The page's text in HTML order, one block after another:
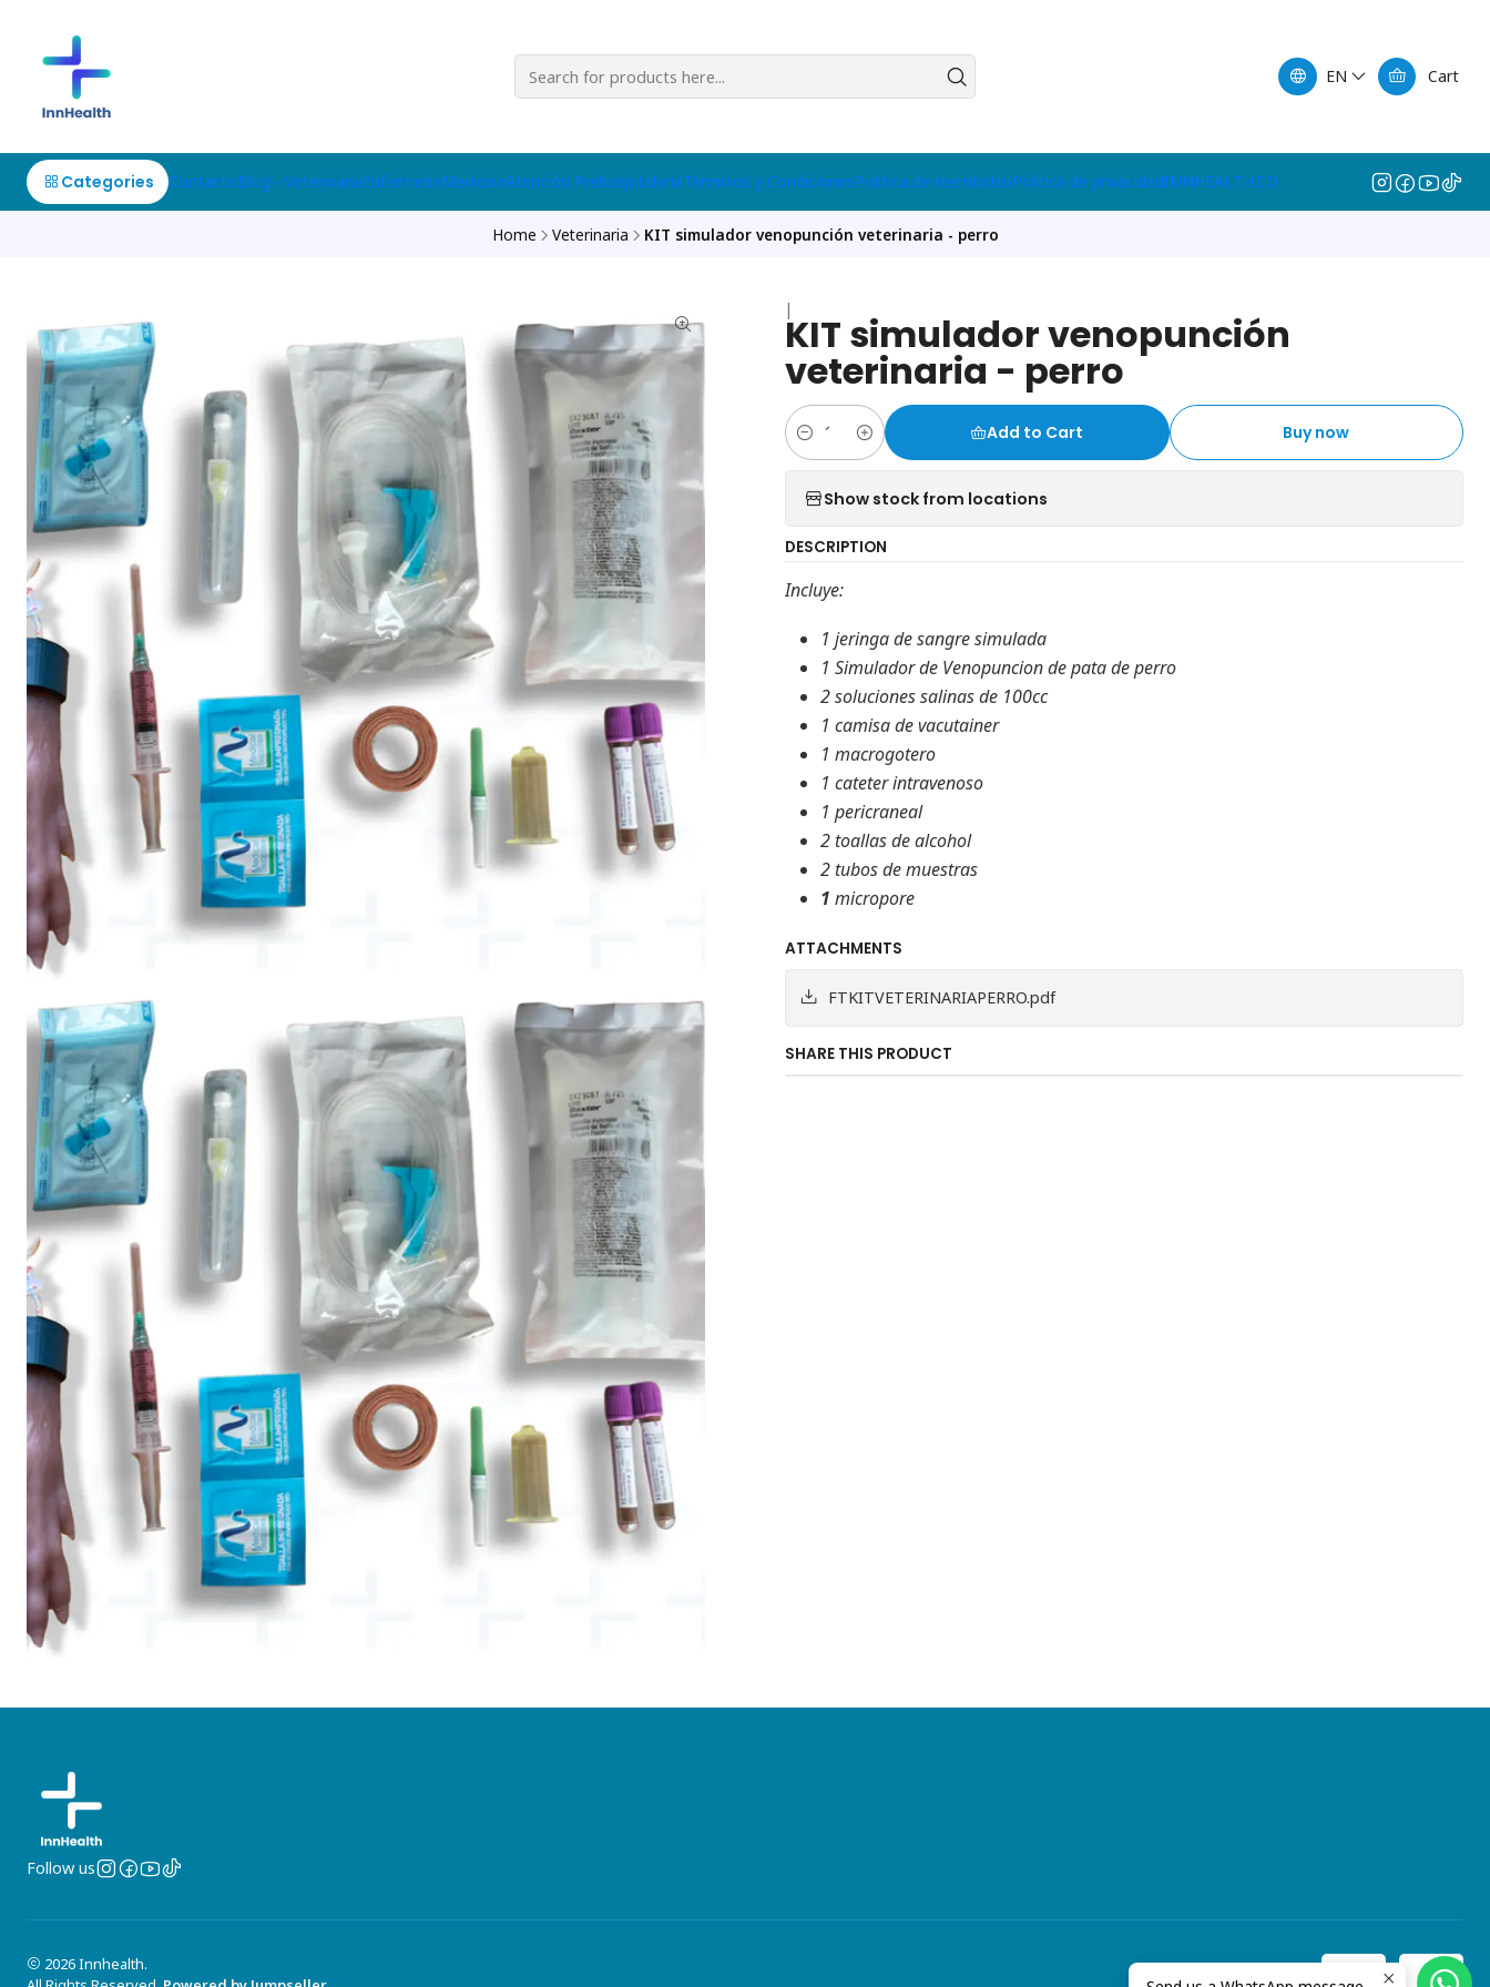
EN Cart
Categories ContactoBlog VeterinariaEnfermeriaMedicinaAtención PrehospitalariaTérminos y CondicionesPolitica de reembolsoPolítica de privacidadINNHEALTH.CO
Home Veterinaria KIT simulador venopunción veterinaria - perro
|
KIT simulador venopunción
veterinaria - perro
Quantity
Add to Cart Buy now
Show stock from locations
DESCRIPTION
Incluye:
1 jeringa de sangre simulada
1 Simulador de Venopuncion de pata de perro
2 soluciones salinas de 100cc
1 camisa de vacutainer
1 macrogotero
1 cateter intravenoso
1 pericraneal
2 toallas de alcohol
2 tubos de muestras
1 micropore
ATTACHMENTS
FTKITVETERINARIAPERRO.pdf
SHARE THIS PRODUCT
Follow us
2026 Innhealth.